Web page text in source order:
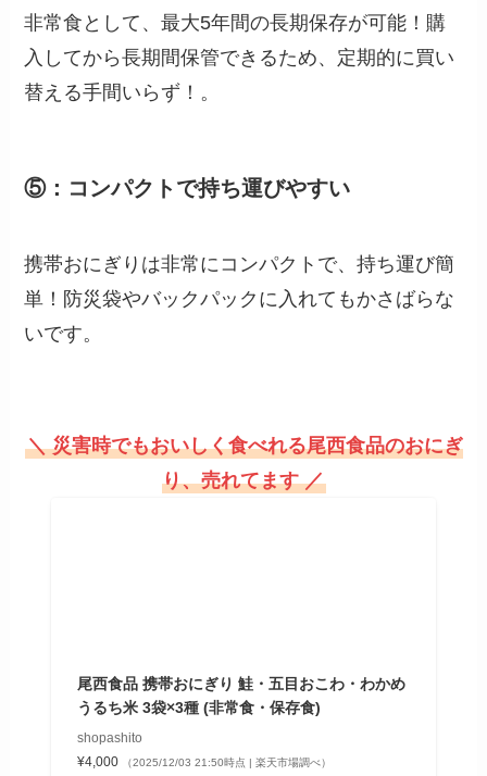
非常食として、最大5年間の長期保存が可能！購
入してから長期間保管できるため、定期的に買い
替える手間いらず！。
⑤：コンパクトで持ち運びやすい
携帯おにぎりは非常にコンパクトで、持ち運び簡
単！防災袋やバックパックに入れてもかさばらな
いです。
＼ 災害時でもおいしく食べれる尾西食品のおにぎ
り、売れてます ／
尾西食品 携帯おにぎり 鮭・五目おこわ・わかめ
うるち米 3袋×3種 (非常食・保存食)
shopashito
¥4,000
（2025/12/03 21:50時点 | 楽天市場調べ）